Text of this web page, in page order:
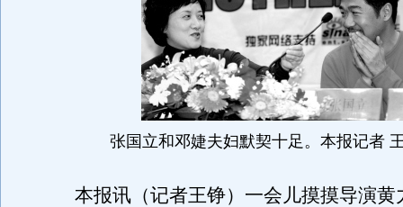
张国立和邓婕夫妇默契十足。本报记者
本报讯（记者王铮）一会儿摸摸导演黄